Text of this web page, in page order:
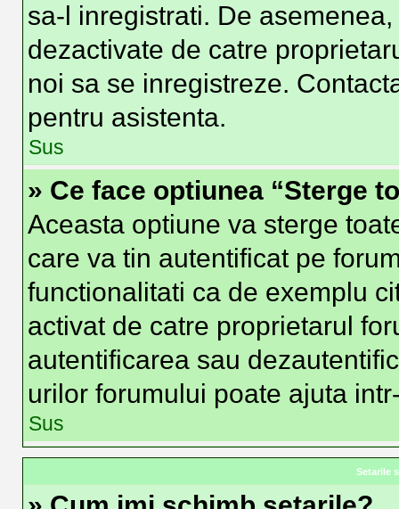
sa-l inregistrati. De
dezactivate de catre
noi sa se inregistreze.
pentru asistenta.
Sus
» Ce face optiunea “Sterge
Aceasta optiune va sterge
care va tin autentificat pe
functionalitati ca de exemplu
activat de catre proprietarul
autentificarea sau
urilor forumului poate ajuta
Sus
Setarile